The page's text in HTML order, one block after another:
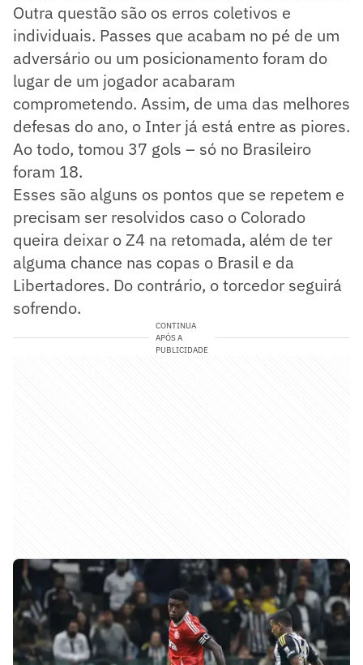
Outra questão são os erros coletivos e
individuais. Passes que acabam no pé de um
adversário ou um posicionamento foram do
lugar de um jogador acabaram
comprometendo. Assim, de uma das melhores
defesas do ano, o Inter já está entre as piores.
Ao todo, tomou 37 gols – só no Brasileiro
foram 18.
Esses são alguns os pontos que se repetem e
precisam ser resolvidos caso o Colorado
queira deixar o Z4 na retomada, além de ter
alguma chance nas copas o Brasil e da
Libertadores. Do contrário, o torcedor seguirá
sofrendo.
CONTINUA
APÓS A
PUBLICIDADE